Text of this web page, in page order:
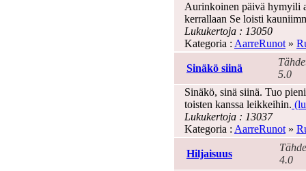
Aurinkoinen päivä hymyili
kerrallaan Se loisti
Lukukertoja : 13050
Kategoria : AarreRunot »
Sinäkö siinä
5.0
Sinäkö, sinä siinä. Tuo
toisten kanssa leikkeihin.
Lukukertoja : 13037
Kategoria : AarreRunot »
Hiljaisuus
4.0